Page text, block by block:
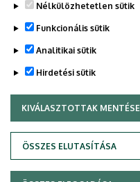
Nélkülözhetetlen sütik
Funkcionális sütik
Analitikai sütik
Hirdetési sütik
KIVÁLASZTOTTAK MENTÉSE
ÖSSZES ELUTASÍTÁSA
WITHDRAW CONSENT